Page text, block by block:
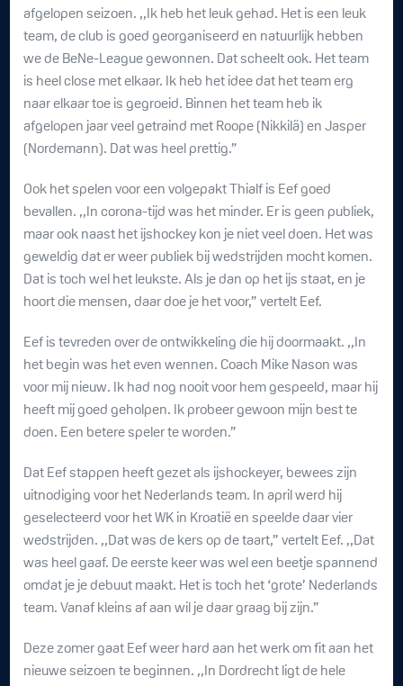
afgelopen seizoen. ,,Ik heb het leuk gehad. Het is een leuk
team, de club is goed georganiseerd en natuurlijk hebben
we de BeNe-League gewonnen. Dat scheelt ook. Het team
is heel close met elkaar. Ik heb het idee dat het team erg
naar elkaar toe is gegroeid. Binnen het team heb ik
afgelopen jaar veel getraind met Roope (Nikkilä) en Jasper
(Nordemann). Dat was heel prettig.”
Ook het spelen voor een volgepakt Thialf is Eef goed
bevallen. ,,In corona-tijd was het minder. Er is geen publiek,
maar ook naast het ijshockey kon je niet veel doen. Het was
geweldig dat er weer publiek bij wedstrijden mocht komen.
Dat is toch wel het leukste. Als je dan op het ijs staat, en je
hoort die mensen, daar doe je het voor,” vertelt Eef.
Eef is tevreden over de ontwikkeling die hij doormaakt. ,,In
het begin was het even wennen. Coach Mike Nason was
voor mij nieuw. Ik had nog nooit voor hem gespeeld, maar hij
heeft mij goed geholpen. Ik probeer gewoon mijn best te
doen. Een betere speler te worden.”
Dat Eef stappen heeft gezet als ijshockeyer, bewees zijn
uitnodiging voor het Nederlands team. In april werd hij
geselecteerd voor het WK in Kroatië en speelde daar vier
wedstrijden. ,,Dat was de kers op de taart,” vertelt Eef. ,,Dat
was heel gaaf. De eerste keer was wel een beetje spannend
omdat je je debuut maakt. Het is toch het ‘grote’ Nederlands
team. Vanaf kleins af aan wil je daar graag bij zijn.”
Deze zomer gaat Eef weer hard aan het werk om fit aan het
nieuwe seizoen te beginnen. ,,In Dordrecht ligt de hele